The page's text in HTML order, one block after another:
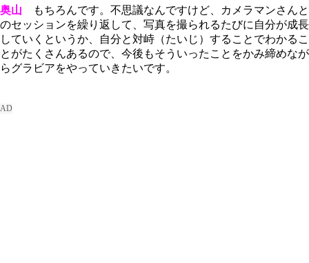
奥山 もちろんです。不思議なんですけど、カメラマンさんと
のセッションを繰り返して、写真を撮られるたびに自分が成長
していくというか、自分と対峙（たいじ）することでわかるこ
とがたくさんあるので、今後もそういったことをかみ締めなが
らグラビアをやっていきたいです。